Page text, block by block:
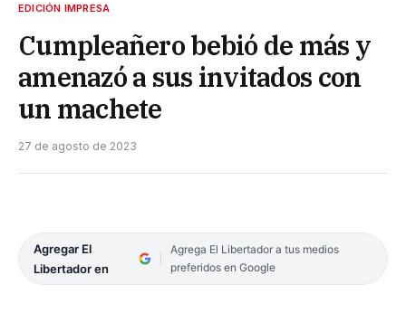
EDICIÓN IMPRESA
Cumpleañero bebió de más y
amenazó a sus invitados con
un machete
27 de agosto de 2023
Agregar El
Libertador en
Agrega El Libertador a tus medios
preferidos en Google